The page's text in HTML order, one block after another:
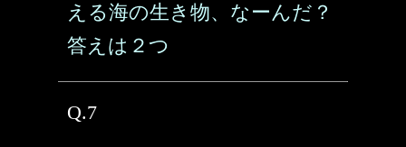
える海の生き物、なーんだ？
答えは２つ
Q.7